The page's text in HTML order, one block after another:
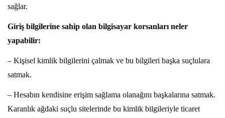
sağlar.
Giriş bilgilerine sahip olan bilgisayar korsanları neler
yapabilir:
– Kişisel kimlik bilgilerini çalmak ve bu bilgileri başka suçlulara
satmak.
– Hesabın kendisine erişim sağlama olanağını başkalarına satmak.
Karanlık ağdaki suçlu sitelerinde bu kimlik bilgileriyle ticaret